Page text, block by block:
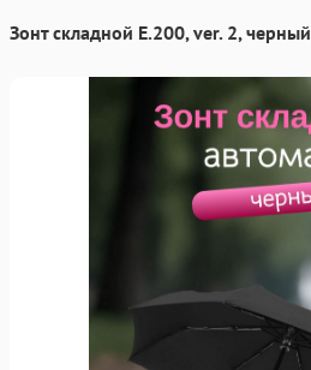
Зонт складной E.200, ver. 2, черный